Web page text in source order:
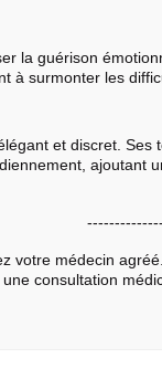
la guérison
à surmonter les
et discret. Ses
ajoutant
votre médecin
consultation